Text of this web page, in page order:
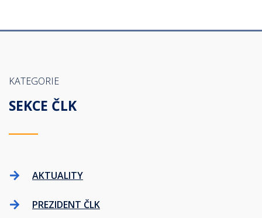
KATEGORIE
SEKCE ČLK
AKTUALITY
PREZIDENT ČLK